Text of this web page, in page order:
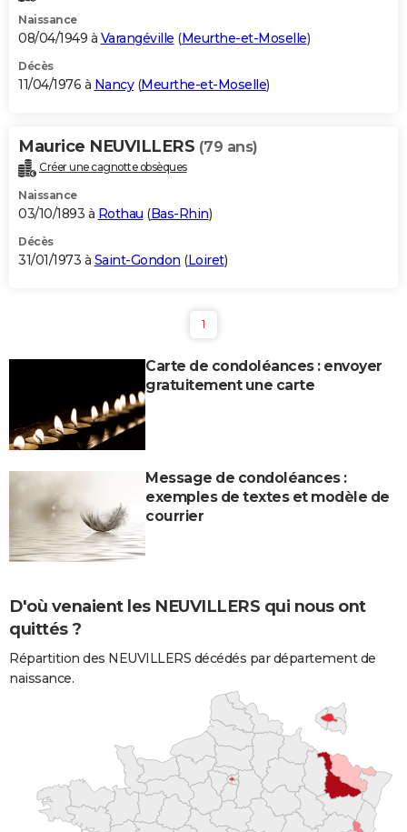
Naissance
08/04/1949 à Varangéville (Meurthe-et-Moselle)
Décès
11/04/1976 à Nancy(Meurthe-et-Moselle)
Maurice NEUVILLERS (79 ans)
Créer une cagnotte obsèques
Naissance
03/10/1893 à Rothau (Bas-Rhin)
Décès
31/01/1973 à Saint-Gondon (Loiret)
1
Carte de condoléances : envoyer
gratuitement une carte
Message de condoléances :
exemples de textes et modèle de
courrier
D'où venaient les NEUVILLERS qui nous ont
quittés ?
Répartition des NEUVILLERS décédés par département de
naissance.